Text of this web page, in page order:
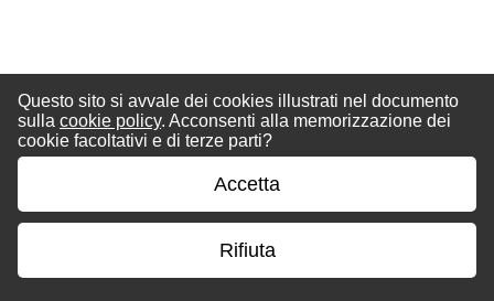
Questo sito si avvale dei cookies illustrati nel documento
sulla cookie policy. Acconsenti alla memorizzazione dei
cookie facoltativi e di terze parti?
Accetta
Rifiuta